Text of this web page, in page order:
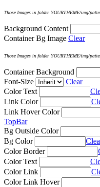
Those Images in folder YOURTHEME/img/
Background Content
Container Bg Image Clear
Those Images in folder YOURTHEME/img/
Container Background
Font-Size
Clear
Color Text
Link Color
Link Hover Color
TopBar
Bg Outside Color
Bg Color
Color Border
Color Text
Color Link
Color Link Hover